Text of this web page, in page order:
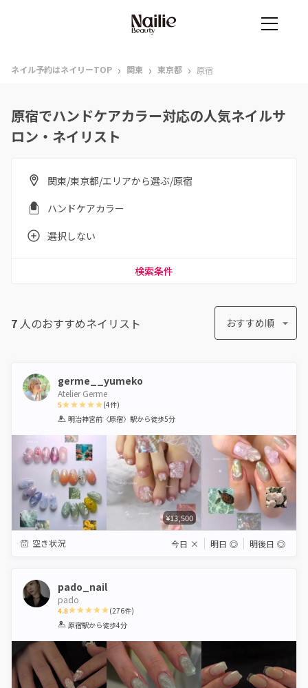
ネイル予約はネイリーTOP › 関東 › 東京都 › 原宿
原宿でハンドケアカラー対応の人気ネイルサ
ロン・ネイリスト
関東/東京都/エリアから選ぶ/原宿
ハンドケアカラー
選択しない
検索条件
7 人のおすすめネイリスト おすすめ順
germe__yumeko
Atelier Germe
5
1 2 3 4 5
(4件)
明治神宮前〈原宿〉駅から徒歩5分
¥13,500
空き状況 今日 × 明日 ◎ 明後日 ◎
pado_nail
pado
4.8
1 2 3 4 5
(276件)
原宿駅から徒歩4分